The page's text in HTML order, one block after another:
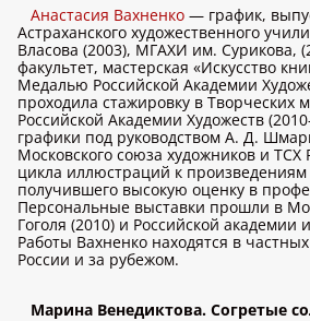
Анастасия Вахненко — график,
Астраханского художественного
Власова (2003), МГАХИ им. Сурикова,
факультет, мастерская «Искусство
Медалью Российской Академии
проходила стажировку в Творческих
Российской Академии Художеств
графики под руководством А. Д.
Московского союза художников и ТСХ
цикла иллюстраций к произведениям
получившего высокую оценку в
Персональные выставки прошли в
Гоголя (2010) и Российской академии
Работы Вахненко находятся в
России и за рубежом.
Марина Венедиктова. Согретые